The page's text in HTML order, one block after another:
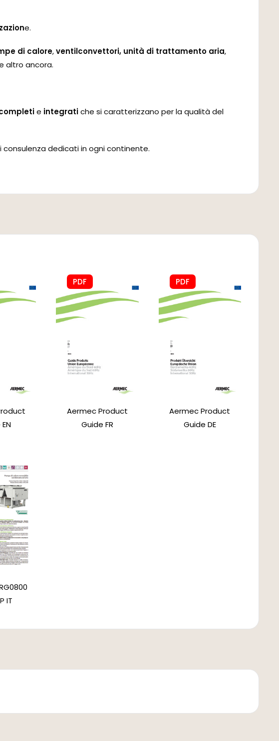
e.
di calore,ventilconvettori, unità di trattamento aria,
altro ancora.
e integratiche si caratterizzano per la qualità del
dedicati in ogni continente.
PDF
Aermec Product
Guide FR
PDF
Aermec Product
Guide DE
IT